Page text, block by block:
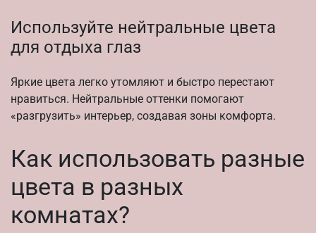
Используйте нейтральные цвета
для отдыха глаз
Яркие цвета легко утомляют и быстро перестают
нравиться. Нейтральные оттенки помогают
«разгрузить» интерьер, создавая зоны комфорта.
Как использовать разные
цвета в разных
комнатах?